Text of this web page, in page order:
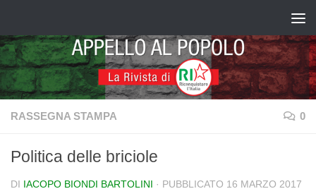
RASSEGNA STAMPA 0
Politica delle briciole
DI IACOPO BIONDI BARTOLINI · PUBBLICATO 16 MARZO 2017